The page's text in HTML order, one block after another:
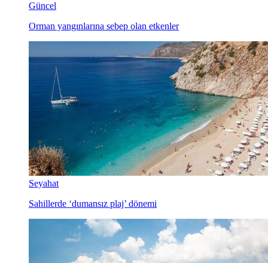
Güncel
Orman yangınlarına sebep olan etkenler
Seyahat
Sahillerde ‘dumansız plaj’ dönemi